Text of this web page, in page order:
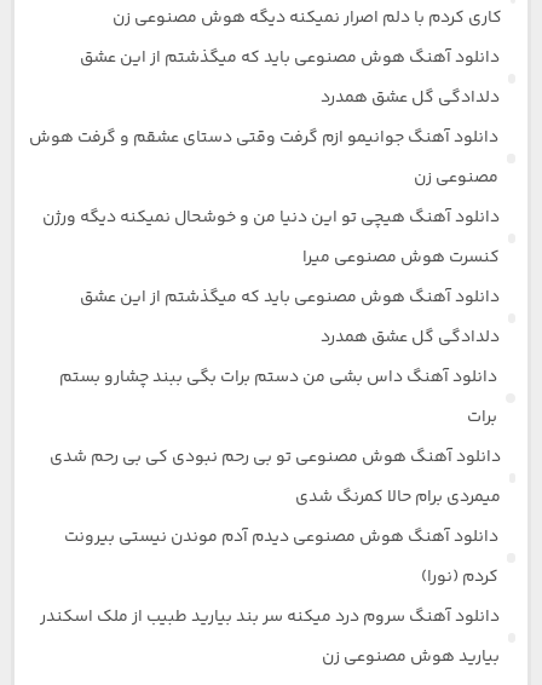
کاری کردم با دلم اصرار نمیکنه دیگه هوش مصنوعی زن
دانلود آهنگ هوش مصنوعی باید که میگذشتم از این عشق
دلدادگی گل عشق همدرد
دانلود آهنگ جوانیمو ازم گرفت وقتی دستای عشقم و گرفت هوش
مصنوعی زن
دانلود آهنگ هیچی تو این دنیا من و خوشحال نمیکنه دیگه ورژن
کنسرت هوش مصنوعی میرا
دانلود آهنگ هوش مصنوعی باید که میگذشتم از این عشق
دلدادگی گل عشق همدرد
دانلود آهنگ داس بشی من دستم برات بگی ببند چشارو بستم
برات
دانلود آهنگ هوش مصنوعی تو بی رحم نبودی کی بی رحم شدی
میمردی برام حالا کمرنگ شدی
دانلود آهنگ هوش مصنوعی دیدم آدم موندن نیستی بیرونت
کردم (نورا)
دانلود آهنگ سروم درد میکنه سر بند بیارید طبیب از ملک اسکندر
بیارید هوش مصنوعی زن